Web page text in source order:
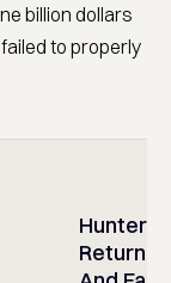
billion dollars
to properly
Hunter